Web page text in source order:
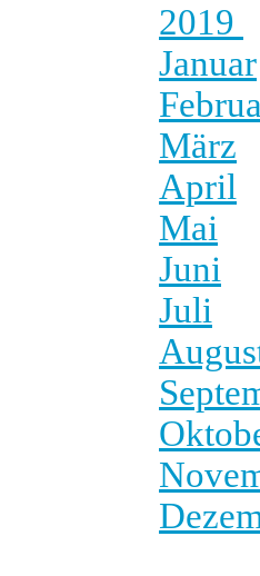
2019
Januar
März
April
Mai
Juni
Juli